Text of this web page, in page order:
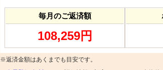
毎月のご返済額
108,259円
※返済金額はあくまでも目安です。